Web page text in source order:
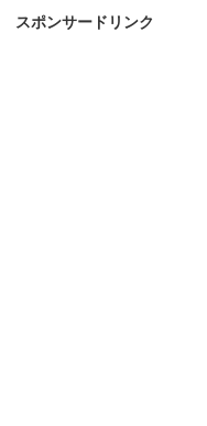
スポンサードリンク